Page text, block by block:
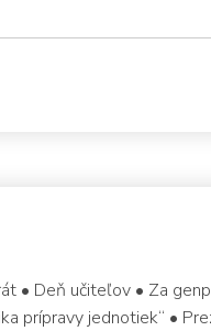
• Deň učiteľov • Za
prípravy jednotiek“ •